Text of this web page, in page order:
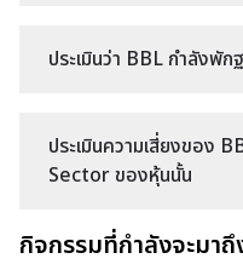
ประเมินว่า BBL กำลังพั
ประเมินความเสี่ยงของ
Sector ของหุ้นนั้น
กิจกรรมที่กำลังจะมาถึ